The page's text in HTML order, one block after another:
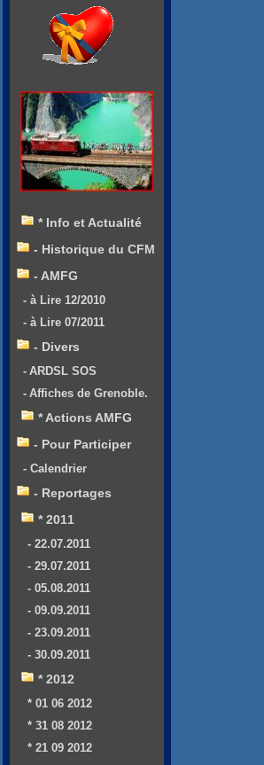
* Info et Actualité
- Historique du CFM
- AMFG
- à Lire 12/2010
- à Lire 07/2011
- Divers
- ARDSL SOS
- Affiches de Grenoble.
* Actions AMFG
- Pour Participer
- Calendrier
- Reportages
* 2011
- 22.07.2011
- 29.07.2011
- 05.08.2011
- 09.09.2011
- 23.09.2011
- 30.09.2011
* 2012
* 01 06 2012
* 31 08 2012
* 21 09 2012